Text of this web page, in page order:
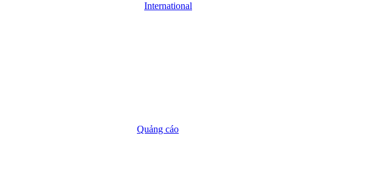
International
Quảng cáo